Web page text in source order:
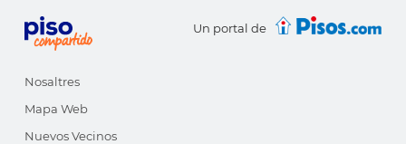
Un portal de
Nosaltres
Mapa Web
Nuevos Vecinos